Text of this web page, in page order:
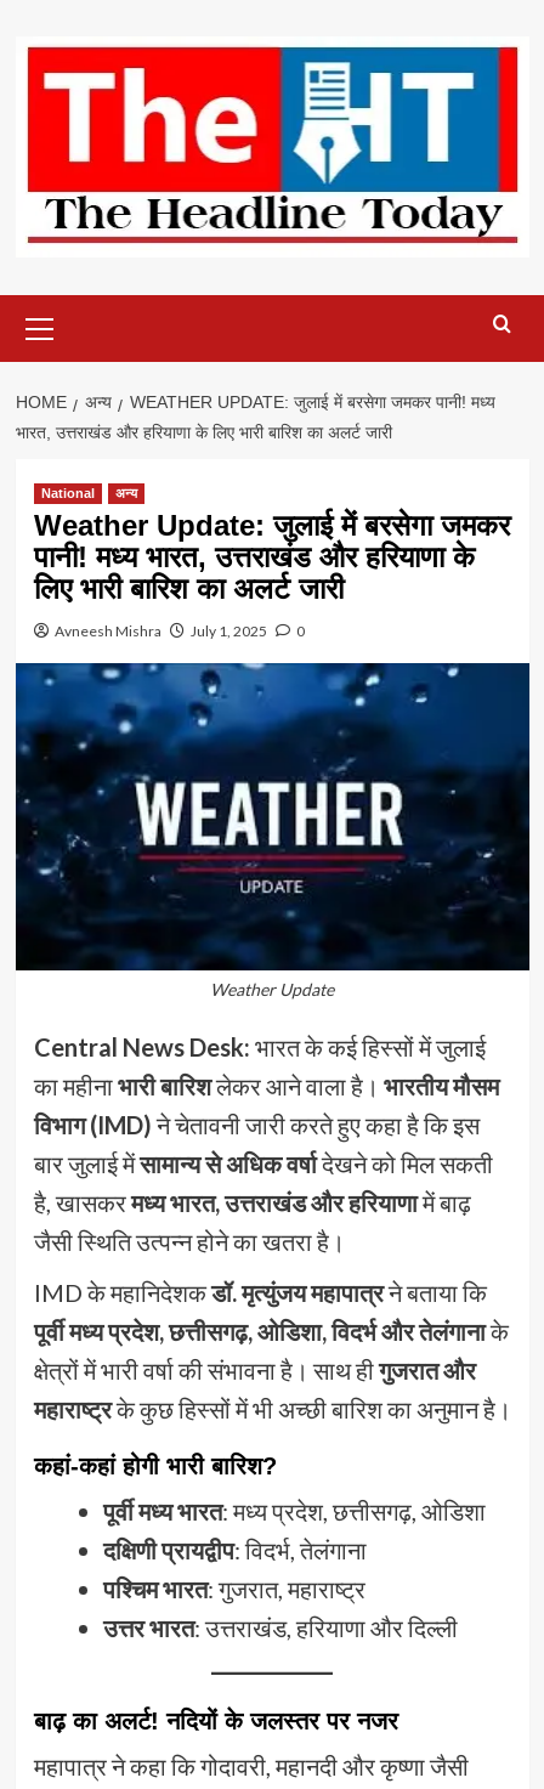
content
Menu
HOME अन्य
WEATHER UPDATE: जुलाई में बरसेगा जमकर पानी! मध्य
भारत, उत्तराखंड और हरियाणा के लिए भारी बारिश का अलर्ट जारी
National अन्य
Weather Update: जुलाई में बरसेगा जमकर
पानी! मध्य भारत, उत्तराखंड और हरियाणा के
लिए भारी बारिश का अलर्ट जारी
Avneesh Mishra July 1, 2025 0
Weather Update
Central News Desk: भारत के कई हिस्सों में जुलाई
का महीनाभारी बारिशलेकर आने वाला है। भारतीय मौसम
विभाग (IMD)ने चेतावनी जारी करते हुए कहा है कि इस
बार जुलाई मेंसामान्य से अधिक वर्षादेखने को मिल सकती
है, खासकरमध्य भारत, उत्तराखंड और हरियाणामें बाढ़
जैसी स्थिति उत्पन्न होने का खतरा है।
IMD के महानिदेशकडॉ. मृत्युंजय महापात्रने बताया कि
पूर्वी मध्य प्रदेश, छत्तीसगढ़, ओडिशा, विदर्भ और तेलंगानाके
क्षेत्रों में भारी वर्षा की संभावना है। साथ हीगुजरात और
महाराष्ट्रके कुछ हिस्सों में भी अच्छी बारिश का अनुमान है।
कहां-कहां होगी भारी बारिश?
पूर्वी मध्य भारत: मध्य प्रदेश, छत्तीसगढ़, ओडिशा
दक्षिणी प्रायद्वीप: विदर्भ, तेलंगाना
पश्चिम भारत: गुजरात, महाराष्ट्र
उत्तर भारत: उत्तराखंड, हरियाणा और दिल्ली
बाढ़ का अलर्ट! नदियों के जलस्तर पर नजर
महापात्र ने कहा कि गोदावरी, महानदी और कृष्णा जैसी